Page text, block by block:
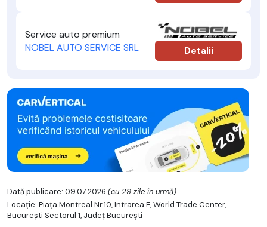
Service auto premium
NOBEL AUTO SERVICE SRL
Detalii
Dată publicare: 09.07.2026 (cu 29 zile în urmă)
Locație: Piața Montreal Nr.10, Intrarea E, World Trade Center,
Bucureşti Sectorul 1, Județ București